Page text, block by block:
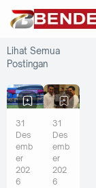
Lihat Semua
Postingan
31
Des
emb
er
202
6
31
Des
emb
er
202
6